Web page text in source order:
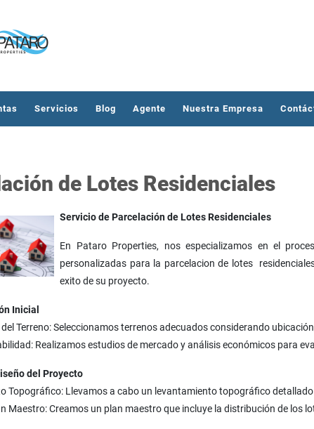
Servicios Blog Agente Nuestra Empresa
de Lotes Residenciales
Servicio de Parcelación de Lotes Residenciales
En Pataro Properties, nos especializamos en el
personalizadas para la parcelacion de lotes
exito de su proyecto.
Inicial
Terreno: Seleccionamos terrenos adecuados considerando
Realizamos estudios de mercado y análisis económicos para
del Proyecto
Topográfico: Llevamos a cabo un levantamiento topográfico
Maestro: Creamos un plan maestro que incluye la distribución de los